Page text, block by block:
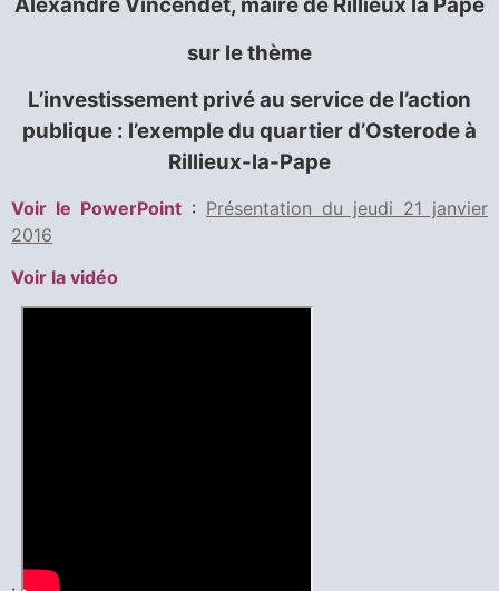
Alexandre Vincendet, maire de Rillieux la Pape
sur le thème
L’investissement privé au service de l’action
publique : l’exemple du quartier d’Osterode à
Rillieux-la-Pape
Voir le PowerPoint : Présentation du jeudi 21 janvier
2016
Voir la vidéo